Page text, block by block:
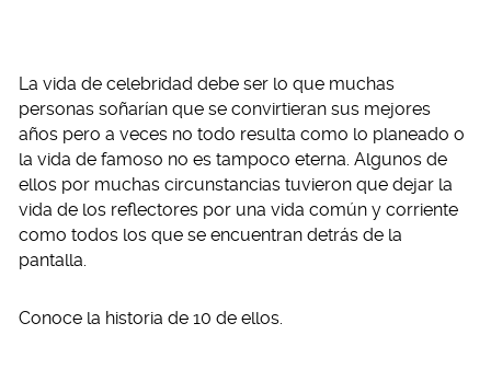
La vida de celebridad debe ser lo que muchas
personas soñarían que se convirtieran sus mejores
años pero a veces no todo resulta como lo planeado o
la vida de famoso no es tampoco eterna. Algunos de
ellos por muchas circunstancias tuvieron que dejar la
vida de los reflectores por una vida común y corriente
como todos los que se encuentran detrás de la
pantalla.
Conoce la historia de 10 de ellos.